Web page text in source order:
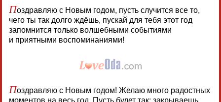
Поздравляю с Новым годом, пусть случится все то,
чего ты так долго ждёшь, пускай для тебя этот год
запомнится только волшебными событиями
и приятными воспоминаниями!
Поздравляю с Новым годом! Желаю много радостных
моментов на весь год. Пусть будет так: закрываешь